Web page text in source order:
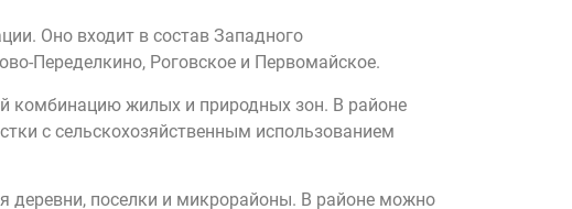
Оно входит в состав Западного
Переделкино, Роговское и Первомайское.
комбинацию жилых и природных зон. В районе
с сельскохозяйственным использованием
деревни, поселки и микрорайоны. В районе можно